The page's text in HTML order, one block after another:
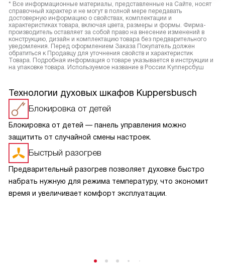
* Все информационные материалы, представленные на Сайте, носят
справочный характер и не могут в полной мере передавать
достоверную информацию о свойствах, комплектации и
характеристиках товара, включая цвета, размеры и формы. Фирма-
производитель оставляет за собой право на внесение изменений в
конструкцию, дизайн и комплектацию товара без предварительного
уведомления. Перед оформлением Заказа Покупатель должен
обратиться к Продавцу для уточнения свойств и характеристик
Товара. Подробная информация о товаре указывается в инструкции и
на упаковке товара. Используемое название в России Купперсбуш
Технологии духовых шкафов Kuppersbusch
Блокировка от детей
Блокировка от детей — панель управления можно
защитить от случайной смены настроек.
Быстрый разогрев
Предварительный разогрев позволяет духовке быстро
набрать нужную для режима температуру, что экономит
время и увеличивает комфорт эксплуатации.